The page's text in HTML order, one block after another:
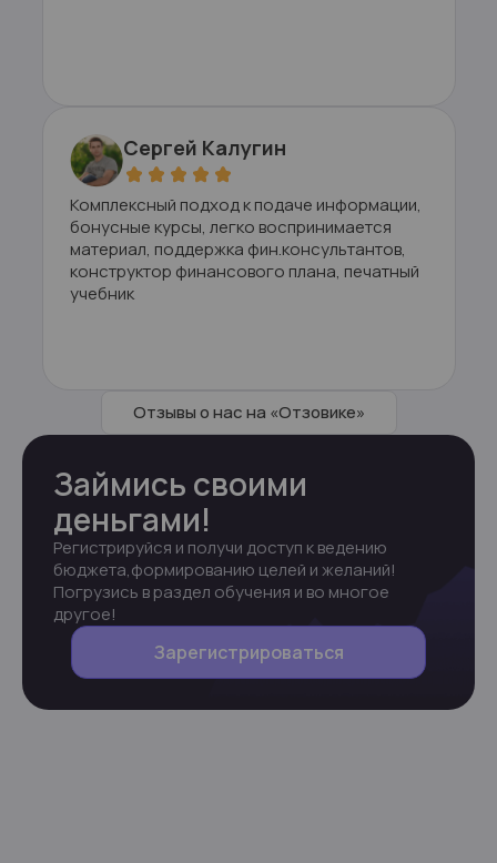
Сергей Калугин
Комплексный подход к подаче информации,
бонусные курсы, легко воспринимается
материал, поддержка фин.консультантов,
конструктор финансового плана, печатный
учебник
Отзывы о нас на «Отзовике»
Займись своими
деньгами!
Регистрируйся и получи доступ к ведению
бюджета,формированию целей и желаний!
Погрузись в раздел обучения и во многое
другое!
Зарегистрироваться